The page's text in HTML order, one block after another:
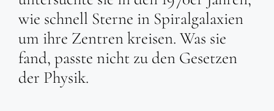
wie schnell Sterne in Spiralgalaxien
um ihre Zentren kreisen. Was sie
fand, passte nicht zu den Gesetzen
der Physik.